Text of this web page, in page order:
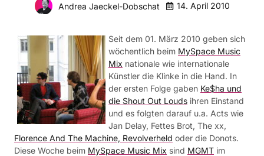
Andrea Jaeckel-Dobschat 14. April 2010
Seit dem 01. März 2010 geben sich
wöchentlich beim MySpace Music
Mix nationale wie internationale
Künstler die Klinke in die Hand. In
der ersten Folge gaben Ke$ha und
die Shout Out Louds ihren Einstand
und es folgten darauf u.a. Acts wie
Jan Delay, Fettes Brot, The xx,
Florence And The Machine, Revolverheld oder die Donots.
Diese Woche beim MySpace Music Mix sind MGMT im